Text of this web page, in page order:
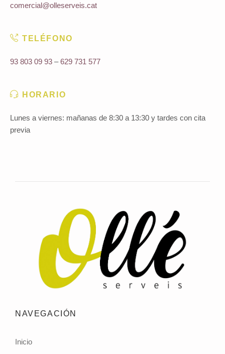
comercial@olleserveis.cat
TELÉFONO
93 803 09 93–629 731 577
HORARIO
Lunes a viernes: mañanas de 8:30 a 13:30 y tardes con cita
previa
NAVEGACIÓN
Inicio